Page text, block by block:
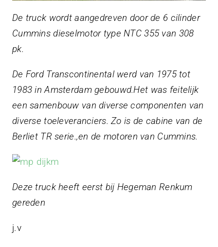
De truck wordt aangedreven door de 6 cilinder
Cummins dieselmotor type NTC 355 van 308
pk.
De Ford Transcontinental werd van 1975 tot
1983 in Amsterdam gebouwd.Het was feitelijk
een samenbouw van diverse componenten van
diverse toeleveranciers. Zo is de cabine van de
Berliet TR serie.,en de motoren van Cummins.
Deze truck heeft eerst bij Hegeman Renkum
gereden
j.v